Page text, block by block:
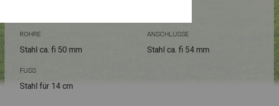
ROHRE
Stahl ca. fi 50 mm
ANSCHLÜSSE
Stahl ca. fi 54 mm
FUSS
Stahl für 14 cm